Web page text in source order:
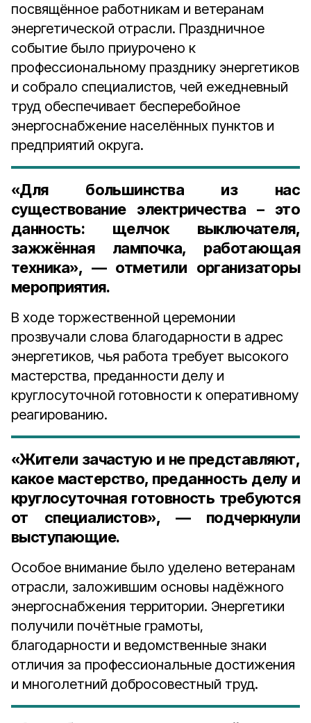
посвящённое работникам и ветеранам
энергетической отрасли. Праздничное
событие было приурочено к
профессиональному празднику энергетиков
и собрало специалистов, чей ежедневный
труд обеспечивает бесперебойное
энергоснабжение населённых пунктов и
предприятий округа.
«Для большинства из нас
существование электричества – это
данность: щелчок выключателя,
зажжённая лампочка, работающая
техника», — отметили организаторы
мероприятия.
В ходе торжественной церемонии
прозвучали слова благодарности в адрес
энергетиков, чья работа требует высокого
мастерства, преданности делу и
круглосуточной готовности к оперативному
реагированию.
«Жители зачастую и не представляют,
какое мастерство, преданность делу и
круглосуточная готовность требуются
от специалистов», — подчеркнули
выступающие.
Особое внимание было уделено ветеранам
отрасли, заложившим основы надёжного
энергоснабжения территории. Энергетики
получили почётные грамоты,
благодарности и ведомственные знаки
отличия за профессиональные достижения
и многолетний добросовестный труд.